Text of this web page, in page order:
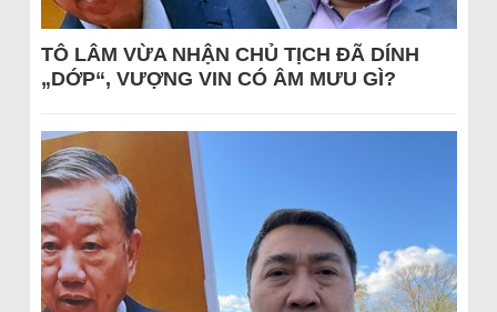
TÔ LÂM VỪA NHẬN CHỦ TỊCH ĐÃ DÍNH
„DỚP“, VƯỢNG VIN CÓ ÂM MƯU GÌ?